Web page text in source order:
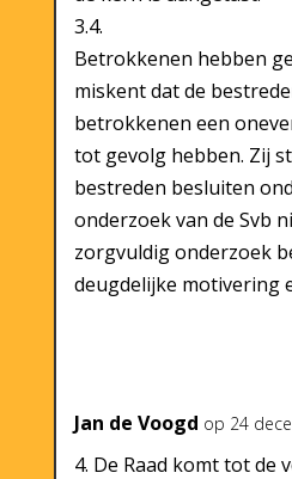
3.4.
Betrokkenen hebben
miskent dat de
betrokkenen een
tot gevolg hebben. Zij
bestreden besluiten
onderzoek van de Svb
zorgvuldig onderzoek
deugdelijke motivering
Jan de Voogd op 24
4. De Raad komt tot de